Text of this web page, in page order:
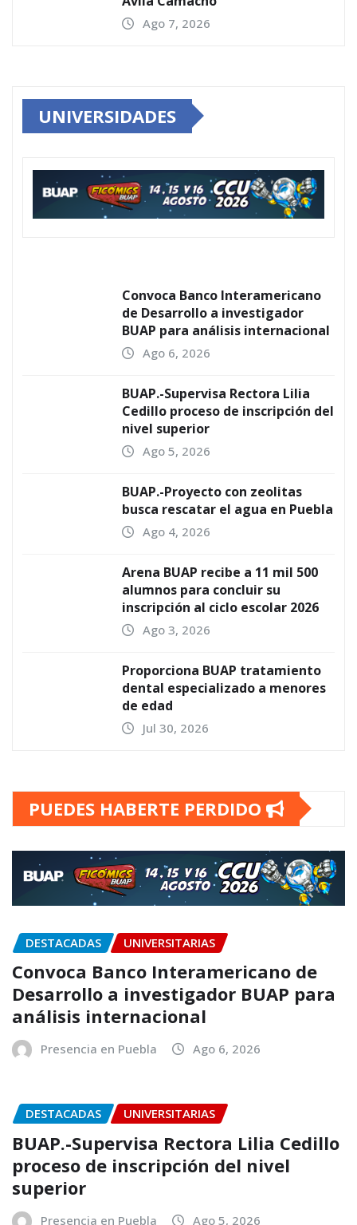
Ago 7, 2026
UNIVERSIDADES
Convoca Banco Interamericano
de Desarrollo a investigador
BUAP para análisis internacional
Ago 6, 2026
BUAP.-Supervisa Rectora Lilia
Cedillo proceso de inscripción del
nivel superior
Ago 5, 2026
BUAP.-Proyecto con zeolitas
busca rescatar el agua en Puebla
Ago 4, 2026
Arena BUAP recibe a 11 mil 500
alumnos para concluir su
inscripción al ciclo escolar 2026
Ago 3, 2026
Proporciona BUAP tratamiento
dental especializado a menores
de edad
Jul 30, 2026
PUEDES HABERTE PERDIDO
DESTACADAS UNIVERSITARIAS
Convoca Banco Interamericano de
Desarrollo a investigador BUAP para
análisis internacional
Presencia en Puebla Ago 6, 2026
DESTACADAS UNIVERSITARIAS
BUAP.-Supervisa Rectora Lilia Cedillo
proceso de inscripción del nivel
superior
Presencia en Puebla Ago 5, 2026